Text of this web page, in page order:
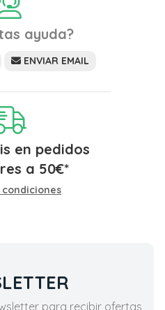
ayuda?
ENVIAR EMAIL
en pedidos
a 50€*
para recibir ofertas